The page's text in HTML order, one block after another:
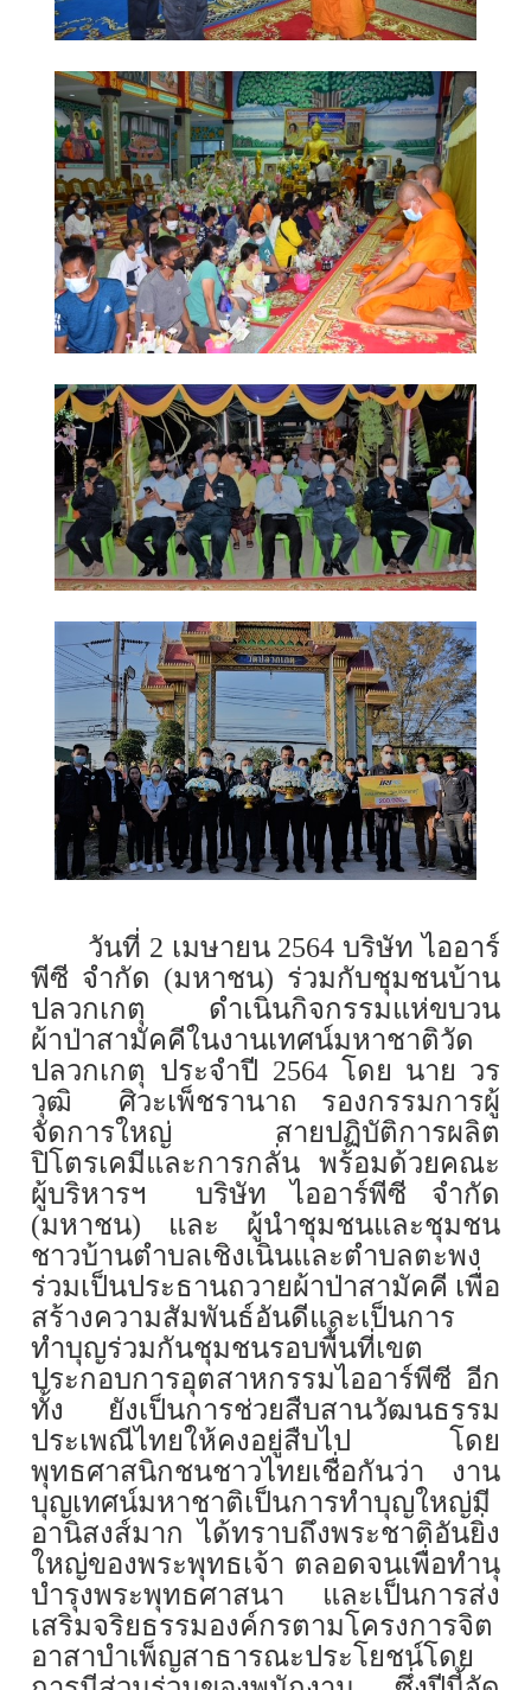
วันที่ 2 เมษายน 2564 บริษัท ไออาร์
พีซี จำกัด (มหาชน) ร่วมกับชุมชนบ้าน
ปลวกเกตุ ดำเนินกิจกรรมแห่ขบวน
ผ้าป่าสามัคคีในงานเทศน์มหาชาติวัด
ปลวกเกตุ ประจำปี 2564โดย นาย วร
วุฒิ
ศิวะเพ็ชรานาถ รองกรรมการผู้
จัดการใหญ่ สายปฏิบัติการผลิต
ปิโตรเคมีและการกลั่น พร้อมด้วยคณะ
ผู้บริหารฯ
บริษัท ไออาร์พีซี จำกัด
(มหาชน) และ ผู้นำชุมชนและชุมชน
ชาวบ้านตำบลเชิงเนินและตำบลตะพง
ร่วมเป็นประธานถวายผ้าป่าสามัคคี เพื่อ
สร้างความสัมพันธ์อันดีและเป็นการ
ทำบุญร่วมกันชุมชนรอบพื้นที่เขต
ประกอบการอุตสาหกรรมไออาร์พีซี อีก
ทั้ง ยังเป็นการช่วยสืบสานวัฒนธรรม
ประเพณีไทยให้คงอยู่สืบไป โดย
พุทธศาสนิกชนชาวไทยเชื่อกันว่า งาน
บุญเทศน์มหาชาติเป็นการทำบุญใหญ่มี
อานิสงส์มาก ได้ทราบถึงพระชาติอันยิ่ง
ใหญ่ของพระพุทธเจ้า ตลอดจนเพื่อทำนุ
บำรุงพระพุทธศาสนา
และเป็นการส่ง
เสริมจริยธรรมองค์กรตามโครงการจิต
อาสาบำเพ็ญสาธารณะประโยชน์โดย